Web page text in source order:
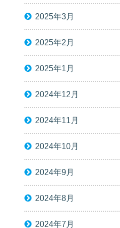
2025年3月
2025年2月
2025年1月
2024年12月
2024年11月
2024年10月
2024年9月
2024年8月
2024年7月